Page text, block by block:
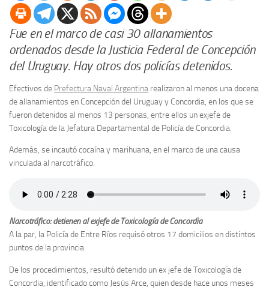
Fue en el marco de casi 30 allanamientos
ordenados desde la Justicia Federal de Concepción
del Uruguay. Hay otros dos policías detenidos.
Efectivos de Prefectura Naval Argentina realizaron al menos una docena
de allanamientos en Concepción del Uruguay y Concordia, en los que se
fueron detenidos al menos 13 personas, entre ellos un exjefe de
Toxicología de la Jefatura Departamental de Policía de Concordia.
Además, se incautó cocaína y marihuana, en el marco de una causa
vinculada al narcotráfico.
Narcotráfico: detienen al exjefe de Toxicología de Concordia
A la par, la Policía de Entre Ríos requisó otros 17 domicilios en distintos
puntos de la provincia.
De los procedimientos, resultó detenido un ex jefe de Toxicología de
Concordia, identificado como Jesús Arce, quien desde hace unos meses